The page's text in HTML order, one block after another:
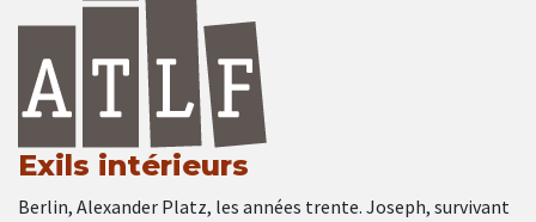
Exils intérieurs
Berlin, Alexander Platz, les années trente. Joseph, survivant